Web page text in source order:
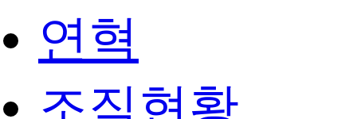
연혁
조직현황